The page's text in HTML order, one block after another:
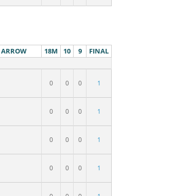
ARROW 18M 10 9 FINAL
0 0 0 1
0 0 0 1
0 0 0 1
0 0 0 1